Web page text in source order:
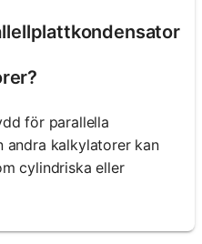
för parallella
andra kalkylatorer kan
cylindriska eller